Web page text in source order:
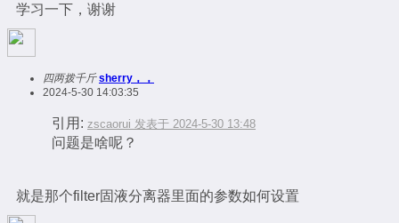
学习一下，谢谢
四两拨千斤 sherry，，
2024-5-30 14:03:35
引用: zscaorui 发表于 2024-5-30 13:48
问题是啥呢？
就是那个filter固液分离器里面的参数如何设置